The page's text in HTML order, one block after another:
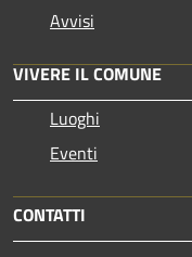
Avvisi
VIVERE IL COMUNE
Luoghi
Eventi
CONTATTI